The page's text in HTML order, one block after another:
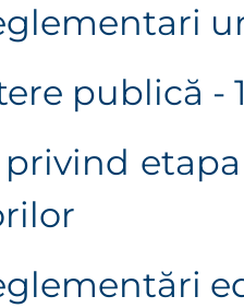
publică -